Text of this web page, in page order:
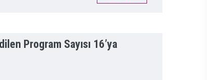
Program Sayısı 16’ya